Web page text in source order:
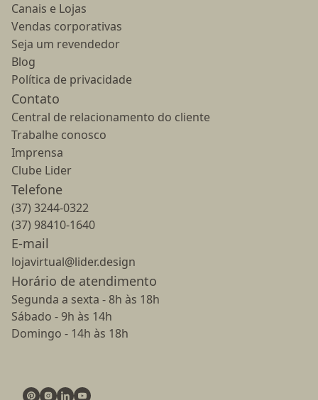
Canais e Lojas
Vendas corporativas
Seja um revendedor
Blog
Política de privacidade
Contato
Central de relacionamento do cliente
Trabalhe conosco
Imprensa
Clube Lider
Telefone
(37) 3244-0322
(37) 98410-1640
E-mail
lojavirtual@lider.design
Horário de atendimento
Segunda a sexta - 8h às 18h
Sábado - 9h às 14h
Domingo - 14h às 18h